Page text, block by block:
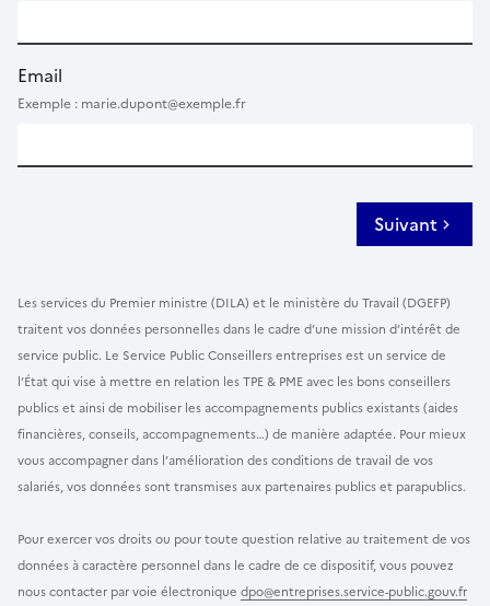
Email
Exemple : marie.dupont@exemple.fr
Suivant
Les services du Premier ministre (DILA) et le ministère du Travail (DGEFP)
traitent vos données personnelles dans le cadre d’une mission d’intérêt de
service public. Le Service Public Conseillers entreprises est un service de
l’État qui vise à mettre en relation les TPE & PME avec les bons conseillers
publics et ainsi de mobiliser les accompagnements publics existants (aides
financières, conseils, accompagnements…) de manière adaptée. Pour mieux
vous accompagner dans l’amélioration des conditions de travail de vos
salariés, vos données sont transmises aux partenaires publics et parapublics.
Pour exercer vos droits ou pour toute question relative au traitement de vos
données à caractère personnel dans le cadre de ce dispositif, vous pouvez
nous contacter par voie électronique dpo@entreprises.service-public.gouv.fr